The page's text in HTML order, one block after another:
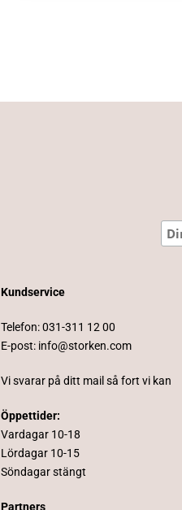
Kundservice
Telefon:031-311 12 00
E-post: info@storken.com
Vi svarar på ditt mail så fort vi kan
Öppettider:
Vardagar 10-18
Lördagar 10-15
Söndagar stängt
Partners